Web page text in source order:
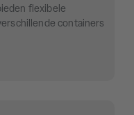
flexibele
containers